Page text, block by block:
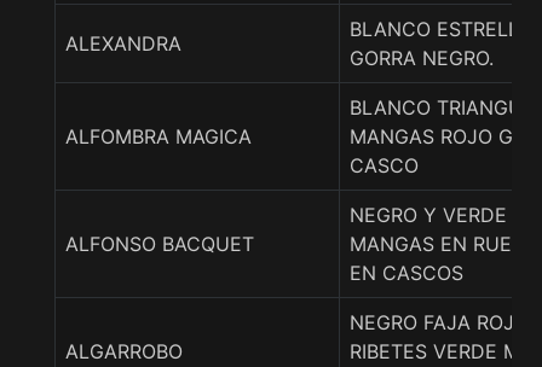
ALEXANDRA
BLANCO ESTRELLA
GORRA NEGRO.
ALFOMBRA MAGICA
BLANCO
MANGAS ROJO
CASCO
ALFONSO BACQUET
NEGRO Y VERDE
MANGAS EN
EN CASCOS
ALGARROBO
NEGRO FAJA ROJO
RIBETES VERDE